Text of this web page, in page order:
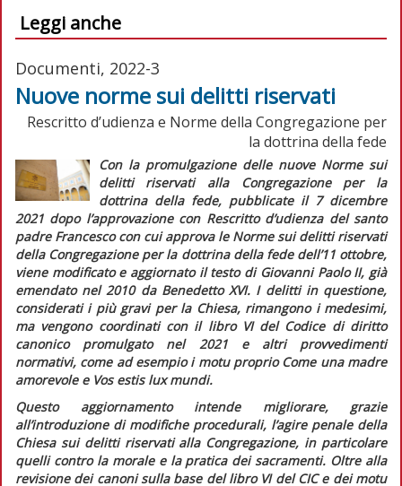
Leggi anche
Documenti, 2022-3
Nuove norme sui delitti riservati
Rescritto d’udienza e Norme della Congregazione per
la dottrina della fede
Con la promulgazione delle nuove Norme sui
delitti riservati alla
Congregazione per la
dottrina della fede, pubblicate il 7 dicembre
2021 dopo l’approvazione con Rescritto d’udienza del santo
padre Francesco con cui approva le Norme sui delitti riservati
della Congregazione per la dottrina della fede dell’11 ottobre,
viene modificato e aggiornato il testo di Giovanni Paolo II, già
emendato nel 2010 da Benedetto XVI. I delitti in questione,
considerati i più gravi per la Chiesa, rimangono i medesimi,
ma vengono coordinati con il libro VI del Codice di diritto
canonicopromulgato nel 2021 e altri provvedimenti
normativi, come ad esempio i motu proprioCome una madre
amorevolee Vos estis lux mundi.
Questo aggiornamento intende migliorare, grazie
all’introduzione di modifiche procedurali, l’agire penale della
Chiesa sui delitti riservati alla Congregazione, in particolare
quelli contro la morale e la pratica dei sacramenti. Oltre alla
revisione dei canoni sulla base del libro VI del CICe dei motu